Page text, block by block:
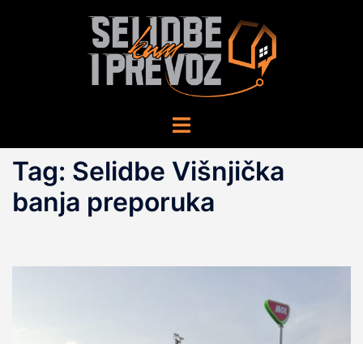
Toggle
Tag: Selidbe Višnjička
banja preporuka